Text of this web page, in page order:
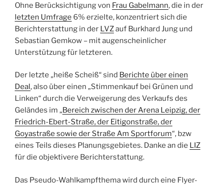
Ohne Berücksichtigung von Frau Gabelmann, die in der
letzten Umfrage 6% erzielte, konzentriert sich die
Berichterstattung in der LVZauf Burkhard Jung und
Sebastian Gemkow – mit augenscheinlicher
Unterstützung für letzteren.
Der letzte „heiße Scheiß“ sind Berichte über einen
Deal , also über einen „Stimmenkauf bei Grünen und
Linken“ durch die Verweigerung des Verkaufs des
Geländes im „Bereich zwischen der Arena Leipzig, der
Friedrich-Ebert-Straße, der Eitigonstraße, der
Goyastraße sowie der Straße Am Sportforum“, bzw
eines Teils dieses Planungsgebietes. Danke an die LIZ
für die objektivere Berichterstattung.
Das Pseudo-Wahlkampfthema wird durch eine Flyer-